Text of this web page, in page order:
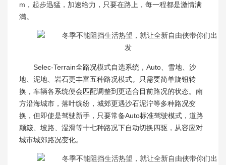
m，起步迅猛，加速给力，只要在路上，每一程都是激情满
满。
Selec-Terrain全路况模式自选系统，Auto、雪地、沙
地、泥地、岩石更丰富五种路况模式。只需要简单旋钮转
换，车辆各系统便会匹配调整到更适合目前路况的状态。南
方沿海城市，落叶缤纷，城郊更遇沙石泥泞等多种路况变
换，但即使是驾驶新手，只要常备Auto标准驾驶模式，道路
颠簸、坡路、湿滑等十七种路况下自动切换四驱，从容应对
城市城郊路况变化。